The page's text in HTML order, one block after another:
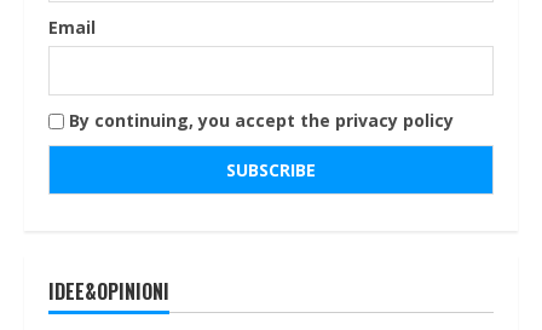
Email
By continuing, you accept the privacy policy
IDEE&OPINIONI